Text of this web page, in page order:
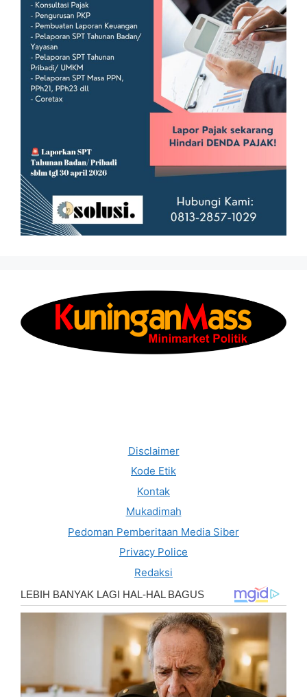
Disclaimer
Kode Etik
Kontak
Mukadimah
Pedoman Pemberitaan Media Siber
Privacy Police
Redaksi